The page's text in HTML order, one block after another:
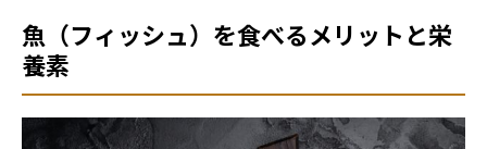
魚（フィッシュ）を食べるメリットと栄
養素